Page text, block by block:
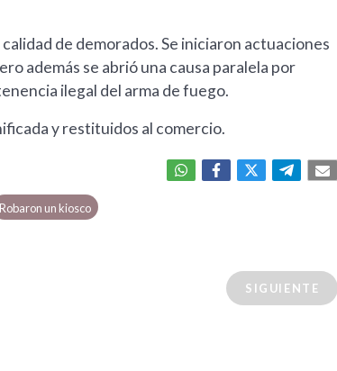
de demorados. Se iniciaron actuaciones
además se abrió una causa paralela por
ilegal del arma de fuego.
y restituidos al comercio.
Robaron un kiosco
SIGUIENTE